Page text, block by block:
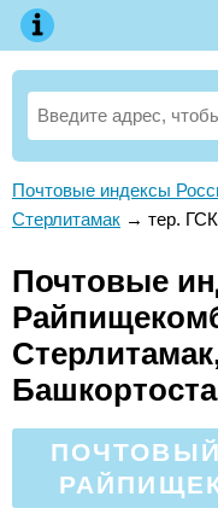
Почтовые индексы
Стерлитамак → тер.
Почтовые
ПОЧТОВЫЙ